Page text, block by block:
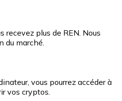
recevez plus de REN. Nous
du marché.
vous pourrez accéder à
vos cryptos.